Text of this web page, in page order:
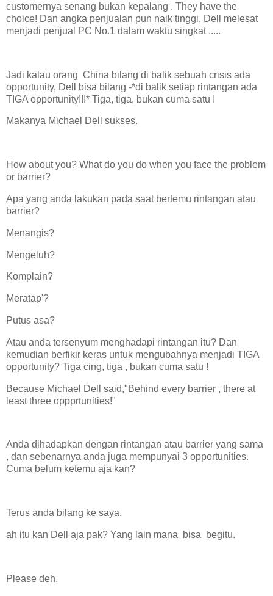
customernya senang bukan kepalang . They have the
choice! Dan angka penjualan pun naik tinggi, Dell melesat
menjadi penjual PC No.1 dalam waktu singkat .....
Jadi kalau orang China bilang di balik sebuah crisis ada
opportunity, Dell bisa bilang -*di balik setiap rintangan ada
TIGA opportunity!!!* Tiga, tiga, bukan cuma satu !
Makanya Michael Dell sukses.
How about you? What do you do when you face the problem
or barrier?
Apa yang anda lakukan pada saat bertemu rintangan atau
barrier?
Menangis?
Mengeluh?
Komplain?
Meratap'?
Putus asa?
Atau anda tersenyum menghadapi rintangan itu? Dan
kemudian berfikir keras untuk mengubahnya menjadi TIGA
opportunity? Tiga cing, tiga , bukan cuma satu !
Because Michael Dell said,"Behind every barrier , there at
least three oppprtunities!"
Anda dihadapkan dengan rintangan atau barrier yang sama
, dan sebenarnya anda juga mempunyai 3 opportunities.
Cuma belum ketemu aja kan?
Terus anda bilang ke saya,
ah itu kan Dell aja pak? Yang lain mana bisa begitu.
Please deh.